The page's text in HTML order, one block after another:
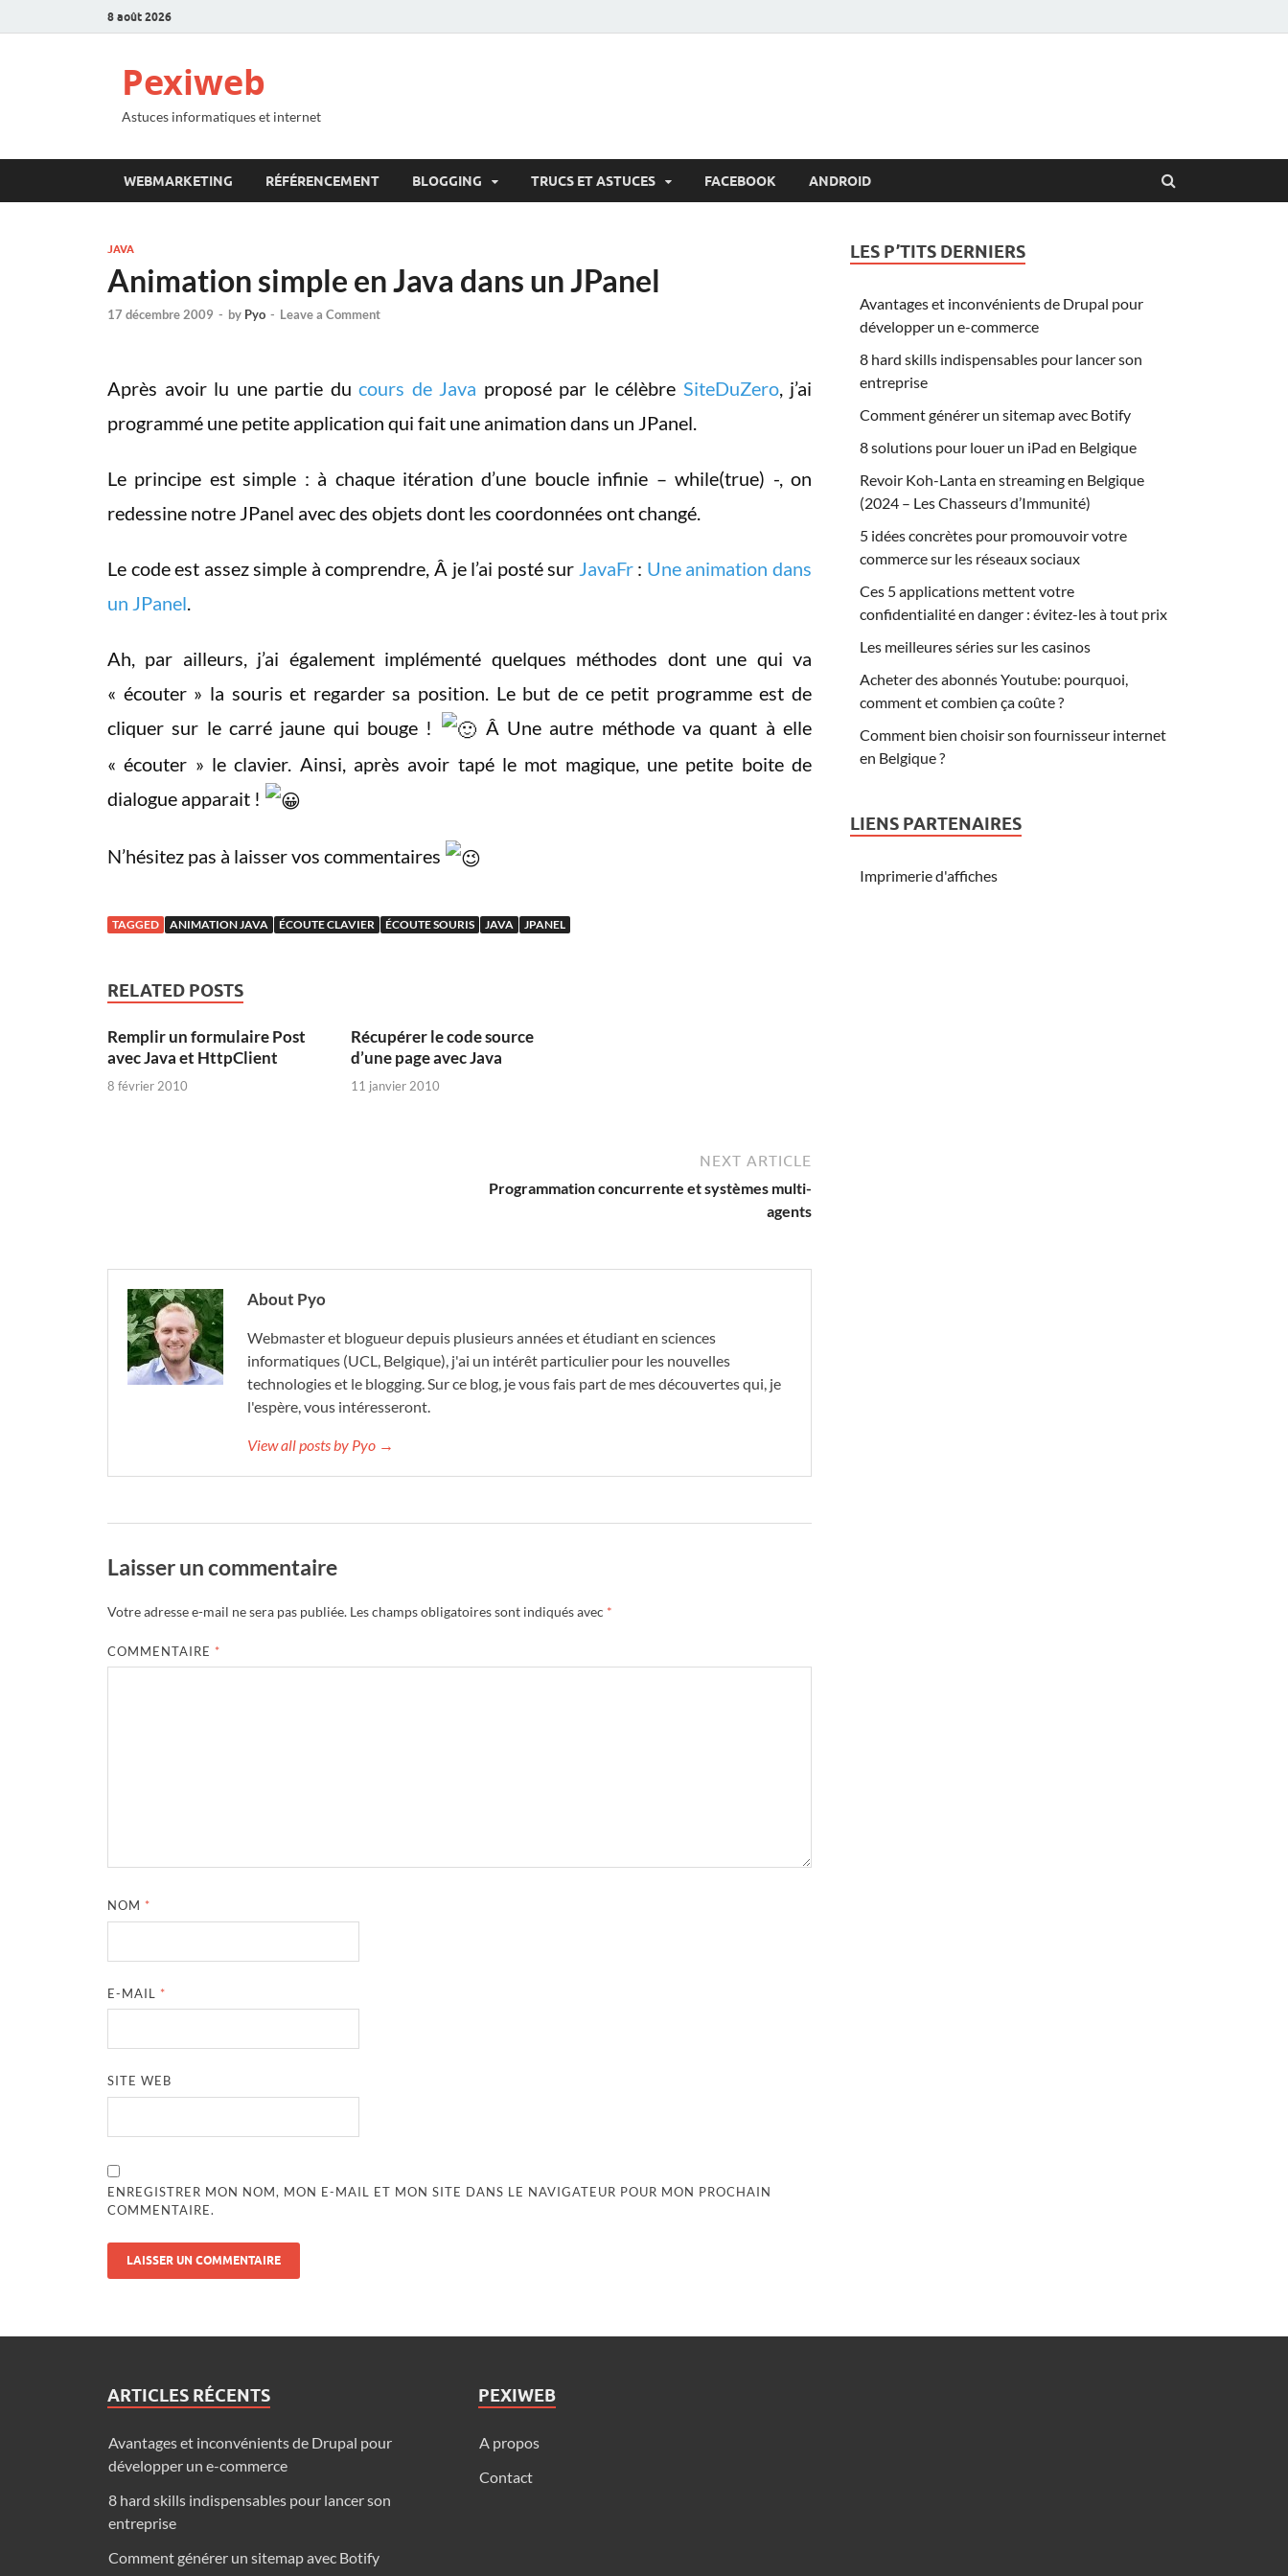
8 août 2026
Pexiweb
Astuces informatiques et internet
WEBMARKETING RÉFÉRENCEMENT BLOGGING TRUCS ET ASTUCES FACEBOOK ANDROID
JAVA
Animation simple en Java dans un JPanel
17 décembre 2009 - by Pyo - Leave a Comment
Après avoir lu une partie du cours de Java proposé par le célèbre SiteDuZero, j’ai
programmé une petite application qui fait une animation dans un JPanel.
Le principe est simple : à chaque itération d’une boucle infinie – while(true) -, on
redessine notre JPanel avec des objets dont les coordonnées ont changé.
Le code est assez simple à comprendre, Â je l’ai posté sur JavaFr: Une animation dans
un JPanel.
Ah, par ailleurs, j’ai également implémenté quelques méthodes dont une qui va
« écouter » la souris et regarder sa position. Le but de ce petit programme est de
cliquer sur le carré jaune qui bouge !
Â Une autre méthode va quant à elle
« écouter » le clavier. Ainsi, après avoir tapé le mot magique, une petite boite de
dialogue apparait !
N’hésitez pas à laisser vos commentaires
TAGGED ANIMATION JAVA ÉCOUTE CLAVIER ÉCOUTE SOURIS JAVA JPANEL
RELATED POSTS
Remplir un formulaire Post
avec Java et HttpClient
8 février 2010
Récupérer le code source
d’une page avec Java
11 janvier 2010
NEXT ARTICLE
Programmation concurrente et systèmes multi-
agents
About Pyo
Webmaster et blogueur depuis plusieurs années et étudiant en sciences
informatiques (UCL, Belgique), j'ai un intérêt particulier pour les nouvelles
technologies et le blogging. Sur ce blog, je vous fais part de mes découvertes qui, je
l'espère, vous intéresseront.
View all posts by Pyo →
Laisser un commentaire
Votre adresse e-mail ne sera pas publiée. Les champs obligatoires sont indiqués avec *
COMMENTAIRE *
NOM *
E-MAIL *
SITE WEB
ENREGISTRER MON NOM, MON E-MAIL ET MON SITE DANS LE NAVIGATEUR POUR MON PROCHAIN
COMMENTAIRE.
LES P’TITS DERNIERS
Avantages et inconvénients de Drupal pour
développer un e-commerce
8 hard skills indispensables pour lancer son
entreprise
Comment générer un sitemap avec Botify
8 solutions pour louer un iPad en Belgique
Revoir Koh-Lanta en streaming en Belgique
(2024 – Les Chasseurs d’Immunité)
5 idées concrètes pour promouvoir votre
commerce sur les réseaux sociaux
Ces 5 applications mettent votre
confidentialité en danger : évitez-les à tout prix
Les meilleures séries sur les casinos
Acheter des abonnés Youtube: pourquoi,
comment et combien ça coûte ?
Comment bien choisir son fournisseur internet
en Belgique ?
LIENS PARTENAIRES
Imprimerie d'affiches
ARTICLES RÉCENTS
Avantages et inconvénients de Drupal pour
développer un e-commerce
8 hard skills indispensables pour lancer son
entreprise
Comment générer un sitemap avec Botify
PEXIWEB
A propos
Contact